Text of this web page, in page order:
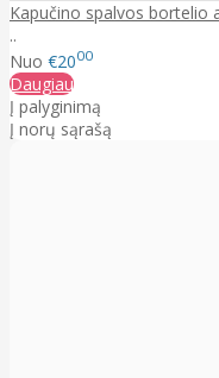
Kapučino spalvos bortelio
..
Nuo €2000
Daugiau
Į palyginimą
Į norų sąrašą